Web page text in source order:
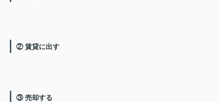
② 賃貸に出す
③ 売却する